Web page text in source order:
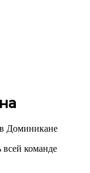
команде